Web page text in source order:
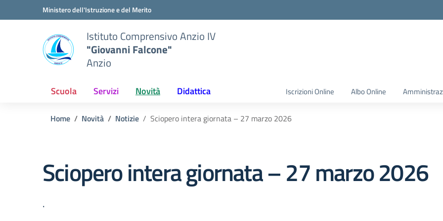
Vai ai contenuti
Vai al menu di navigazioneMinistero dell'Istruzione e del Merito
Istituto Comprensivo Anzio IV
"Giovanni Falcone"
Anzio
Scuola Servizi Novità Didattica Iscrizioni Online Albo Online
Home Novità Notizie Sciopero intera giornata – 27 marzo 2026
Sciopero intera giornata – 27 marzo 2026
.